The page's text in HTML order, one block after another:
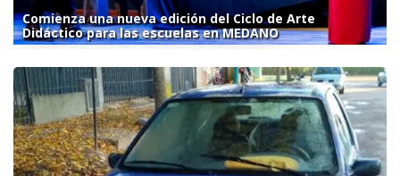
Comienza una nueva edición del Ciclo de Arte
Didáctico para las escuelas en MEDANO